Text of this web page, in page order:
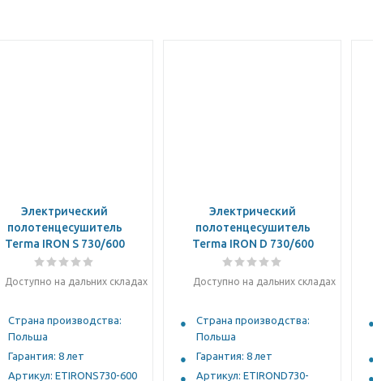
Электрический
полотенцесушитель
Terma IRON S 730/600
Доступно на дальних складах
Страна производства:
Польша
Гарантия: 8 лет
Артикул: ETIRONS730-600
Электрический
полотенцесушитель
Terma IRON D 730/600
Доступно на дальних складах
Страна производства:
Польша
Гарантия: 8 лет
Артикул: ETIROND730-